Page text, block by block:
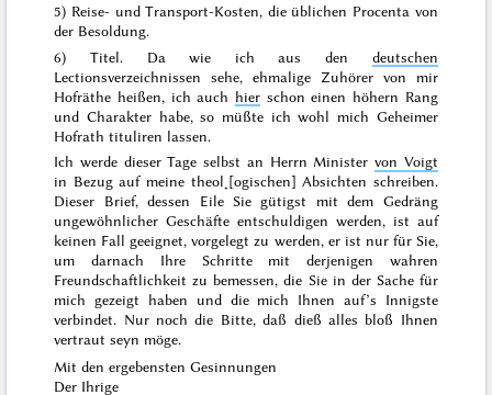
5) Reise- und Transport-Kosten, die üblichen Procenta von
der Besoldung.
6) Titel. Da wie ich aus den deutschen
Lectionsverzeichnissen sehe, ehmalige Zuhörer von mir
Hofräthe heißen, ich auch hier schon einen höhern Rang
und Charakter habe, so müßte ich wohl mich Geheimer
Hofrath tituliren lassen.
Ich werde dieser Tage selbst an Herrn Ministervon Voigt
in Bezug auf meine theol˖[ogischen] Absichten schreiben.
Dieser Brief, dessen Eile Sie gütigst mit dem Gedräng
ungewöhnlicher Geschäfte entschuldigen werden, ist auf
keinen Fall geeignet, vorgelegt zu werden, er ist nur für Sie,
um darnach Ihre Schritte mit derjenigen wahren
Freundschaftlichkeit zu bemessen, die Sie in der Sache für
mich gezeigt haben und die mich Ihnen auf’s Innigste
verbindet. Nur noch die Bitte, daß dieß alles bloß Ihnen
vertraut seyn möge.
Mit den ergebensten Gesinnungen
Der Ihrige